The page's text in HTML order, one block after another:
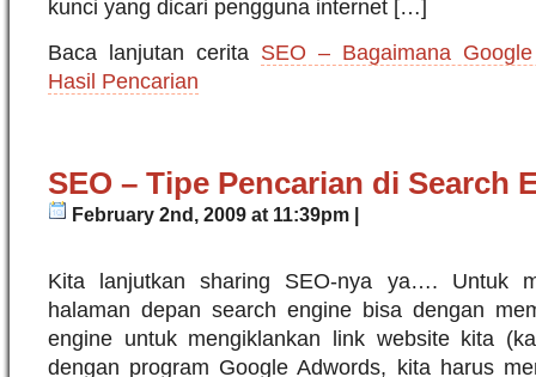
kunci yang dicari pengguna internet […]
Baca lanjutan cerita SEO – Bagaimana
Hasil Pencarian
SEO – Tipe Pencarian di Search
February 2nd, 2009 at 11:39pm |
Kita lanjutkan sharing SEO-nya ya…. Untuk
halaman depan search engine bisa dengan
engine untuk mengiklankan link website kita
dengan program Google Adwords, kita harus